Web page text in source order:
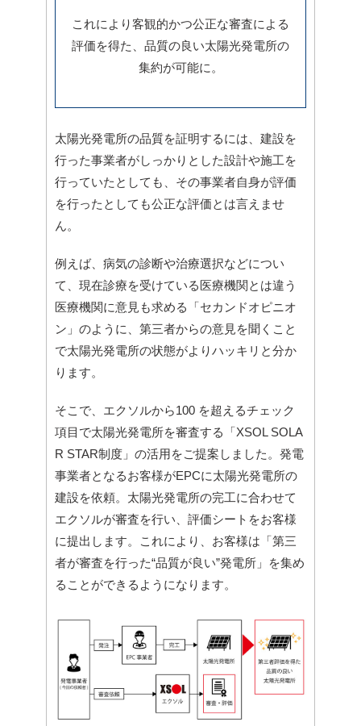
これにより客観的かつ公正な審査による
評価を得た、品質の良い太陽光発電所の
集約が可能に 。
太陽光発電所の品質を証明するには、建設を
行った事業者がしっかりとした設計や施工を
行っていたとしても、その事業者自身が評価
を行ったとしても公正な評価とは言えませ
ん。
例えば、病気の診断や治療選択などについ
て、現在診療を受けている医療機関とは違う
医療機関に意見も求める「セカンドオピニオ
ン」のように、第三者からの意見を聞くこと
で太陽光発電所の状態がよりハッキリと分か
ります。
そこで、エクソルから100 を超えるチェック
項目で太陽光発電所を審査する
「XSOL SOLA
R STAR制度」の活用をご提案しました。発電
事業者となるお客様がEPCに太陽光発電所の
建設を依頼。太陽光発電所の完工に合わせて
エクソルが審査を行い、評価シートをお客様
に提出します。これにより、お客様は「第三
者が審査を行った“品質が良い”発電所」を集め
ることができるようになります。